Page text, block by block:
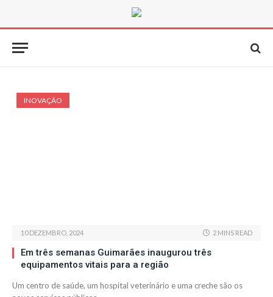
INOVAÇÃO
10 DEZEMBRO, 2024 2 MINS READ
Em três semanas Guimarães inaugurou três
equipamentos vitais para a região
Um centro de saúde, um hospital veterinário e uma creche são os